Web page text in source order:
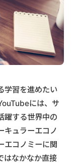
学習を進めたい
には、サ
躍する世界中の
キュラーエコノ
エコノミーに関
はなかなか直接